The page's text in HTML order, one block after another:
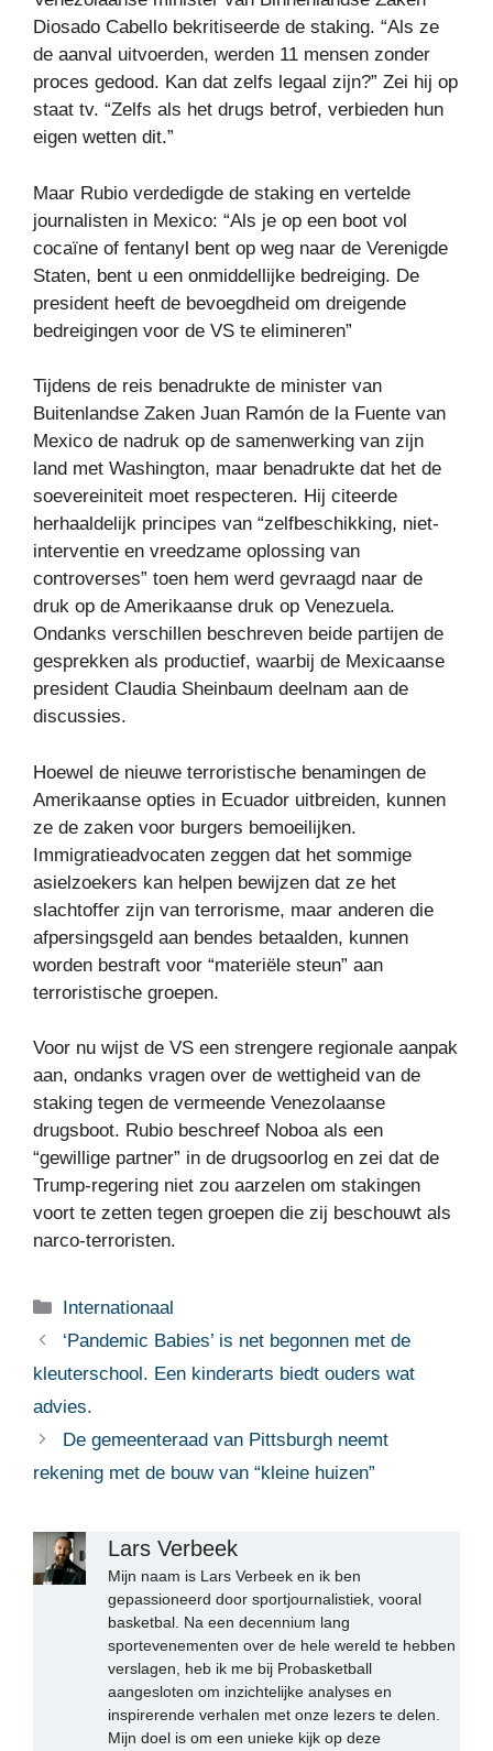
Diosado Cabello bekritiseerde de staking. “Als ze
de aanval uitvoerden, werden 11 mensen zonder
proces gedood. Kan dat zelfs legaal zijn?” Zei hij op
staat tv. “Zelfs als het drugs betrof, verbieden hun
eigen wetten dit.”
Maar Rubio verdedigde de staking en vertelde
journalisten in Mexico: “Als je op een boot vol
cocaïne of fentanyl bent op weg naar de Verenigde
Staten, bent u een onmiddellijke bedreiging. De
president heeft de bevoegdheid om dreigende
bedreigingen voor de VS te elimineren”
Tijdens de reis benadrukte de minister van
Buitenlandse Zaken Juan Ramón de la Fuente van
Mexico de nadruk op de samenwerking van zijn
land met Washington, maar benadrukte dat het de
soevereiniteit moet respecteren. Hij citeerde
herhaaldelijk principes van “zelfbeschikking, niet-
interventie en vreedzame oplossing van
controverses” toen hem werd gevraagd naar de
druk op de Amerikaanse druk op Venezuela.
Ondanks verschillen beschreven beide partijen de
gesprekken als productief, waarbij de Mexicaanse
president Claudia Sheinbaum deelnam aan de
discussies.
Hoewel de nieuwe terroristische benamingen de
Amerikaanse opties in Ecuador uitbreiden, kunnen
ze de zaken voor burgers bemoeilijken.
Immigratieadvocaten zeggen dat het sommige
asielzoekers kan helpen bewijzen dat ze het
slachtoffer zijn van terrorisme, maar anderen die
afpersingsgeld aan bendes betaalden, kunnen
worden bestraft voor “materiële steun” aan
terroristische groepen.
Voor nu wijst de VS een strengere regionale aanpak
aan, ondanks vragen over de wettigheid van de
staking tegen de vermeende Venezolaanse
drugsboot. Rubio beschreef Noboa als een
“gewillige partner” in de drugsoorlog en zei dat de
Trump-regering niet zou aarzelen om stakingen
voort te zetten tegen groepen die zij beschouwt als
narco-terroristen.
Categorieën
Internationaal
‘Pandemic Babies’ is net begonnen met de
kleuterschool. Een kinderarts biedt ouders wat
advies.
De gemeenteraad van Pittsburgh neemt
rekening met de bouw van “kleine huizen”
Lars Verbeek
Mijn naam is Lars Verbeek en ik ben
gepassioneerd door sportjournalistiek, vooral
basketbal. Na een decennium lang
sportevenementen over de hele wereld te hebben
verslagen, heb ik me bij Probasketball
aangesloten om inzichtelijke analyses en
inspirerende verhalen met onze lezers te delen.
Mijn doel is om een unieke kijk op deze